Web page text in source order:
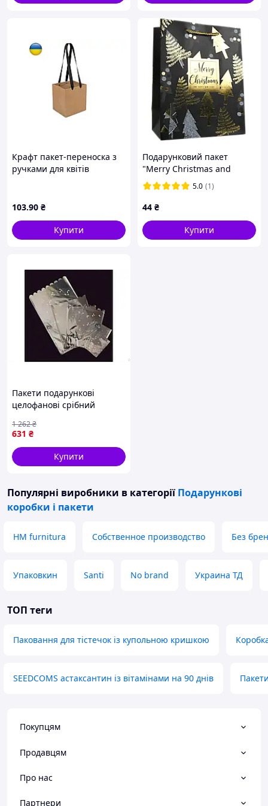
Крафт пакет-переноска з
ручками для квітів
Подарункові пакети для
103.90 ₴
Купити
Подарунковий пакет
"Merry Christmas and
Happy New Year: ялинки"
32х26х12 см
5.0 (1)
44 ₴
Купити
Пакети подарункові
целофанові срібний
подарунків 50 штук
631 ₴
1 262₴
Купити
Популярні виробники в категорії Подарункові
коробки і пакети
HM furnitura Собственное производство Без
Упаковкин Santi No brand Украина ТД
ТОП теги
Паковання для тістечок із купольною кришкою
SEEDCOMS астаксантин із вітамінами на 90 днів
Покупцям
Продавцям
Про нас
Партнери